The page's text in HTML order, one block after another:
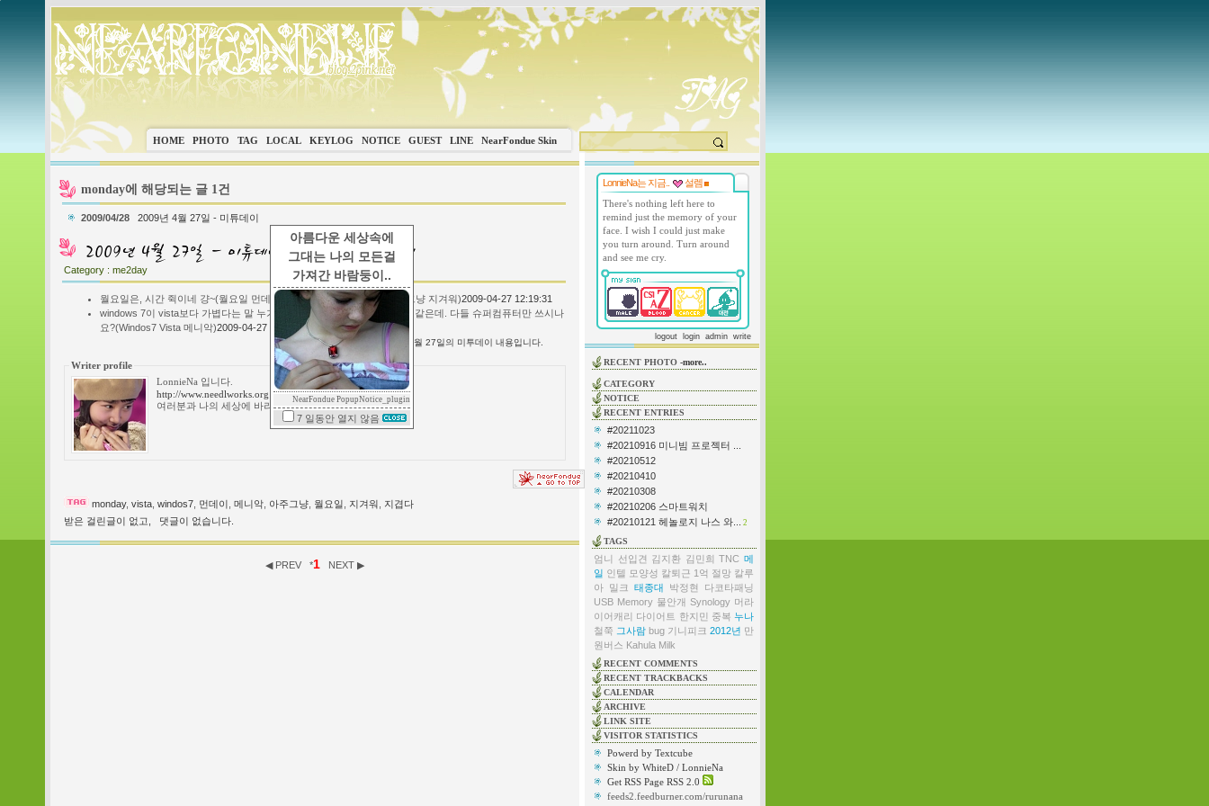
아름다운 세상속에
그대는 나의 모든걸
가져간 바람둥이..
NearFondue PopupNotice_plugin
7 일동안 열지 않음
HOME PHOTO TAG LOCAL KEYLOG NOTICE GUEST LINE NearFondue Skin
monday에 해당되는 글 1건
2009/04/28 2009년 4월 27일 - 미튜데이
Category : me2day
월요일은, 시간 쥑이네 걍~(월요일 먼데이 Monday 지겹다 지겨워 아주그냥 지겨워)2009-04-27 12:19:31
windows 7이 vista보다 가볍다는 말 누가 꺼낸건지.. vista가 더 가벼운것 같은데. 다들 슈퍼컴퓨터만 쓰시나
요?(Windos7 Vista 메니악)2009-04-27 16:30:36
이 글은 LonnieNa님의 2009년 4월 27일의 미투데이 내용입니다.
Writer profile
LonnieNa 입니다.
http://www.needlworks.org
여러분과 나의 세상에 바라보는 시선을 달리합니다.
monday, vista windos7 먼데이 메니악 아주그냥 월요일 지겨워
지겹다
받은 걸린글이 없고,
댓글이 없습니다.
◀ PREV *1 NEXT ▶
LonnieNa는 지금..
설렘
There's nothing left here to
remind just the memory of your
face. I wish I could just make
you turn around. Turn around
and see me cry.
logout login admin write
RECENT PHOTO -more..
CATEGORY
NOTICE
RECENT ENTRIES
#20211023
#20210916 미니빔 프로젝터 ...
#20210512
#20210410
#20210308
#20210206 스마트워치
#20210121 헤놀로지 나스 와...
2
TAGS
엄니 선입견 김지환 김민희 TNC 메
일 인텔 모양성 칼퇴근 1억 절망 칼루
아 밀크
태종대 박정현
다코타패닝
USB Memory 물안개 Synology 머라
이어캐리 다이어트 한지민 중복 누나
철쭉 그사람 bug 기니피크 2012년 만
원버스 Kahula Milk
RECENT COMMENTS
RECENT TRACKBACKS
CALENDAR
ARCHIVE
LINK SITE
VISITOR STATISTICS
Powerd by Textcube
Skin by WhiteD / LonnieNa
Get RSS Page RSS 2.0
feeds2.feedburner.com/rurunana